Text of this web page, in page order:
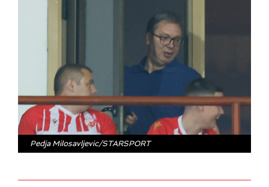
Pedja Milosavljevic/STARSPORT